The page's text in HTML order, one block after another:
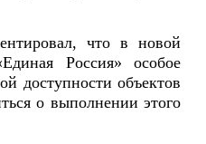
что в новой
Россия» особое
доступности объектов
о выполнении этого